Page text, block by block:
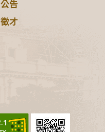
公告
徵才